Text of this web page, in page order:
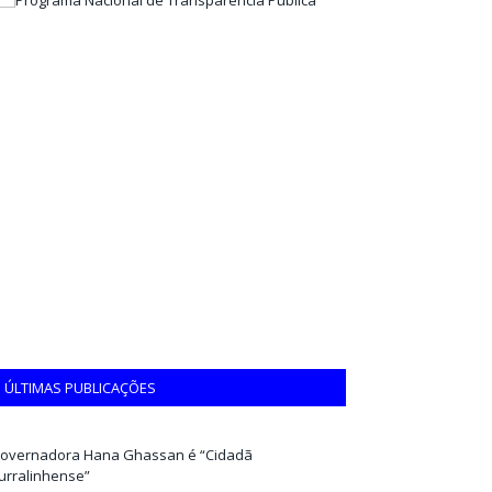
ÚLTIMAS PUBLICAÇÕES
Hana Ghassan é “Cidadã